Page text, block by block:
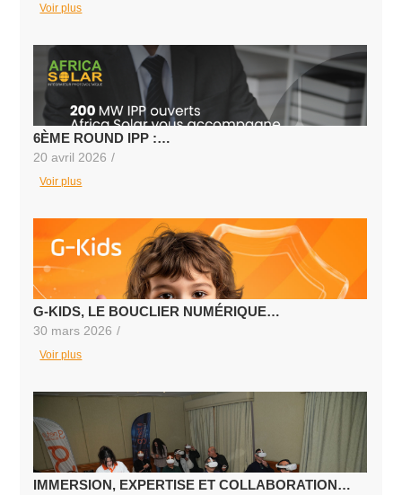
Voir plus
6ÈME ROUND IPP :…
20 avril 2026 /
Voir plus
G-KIDS, LE BOUCLIER NUMÉRIQUE…
30 mars 2026 /
Voir plus
IMMERSION, EXPERTISE ET COLLABORATION…